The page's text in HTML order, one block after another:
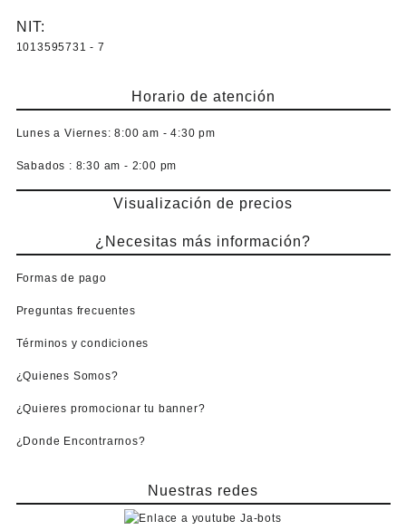
NIT:
1013595731 - 7
Horario de atención
Lunes a Viernes: 8:00 am - 4:30 pm
Sabados : 8:30 am - 2:00 pm
Visualización de precios
¿Necesitas más información?
Formas de pago
Preguntas frecuentes
Términos y condiciones
¿Quienes Somos?
¿Quieres promocionar tu banner?
¿Donde Encontrarnos?
Nuestras redes